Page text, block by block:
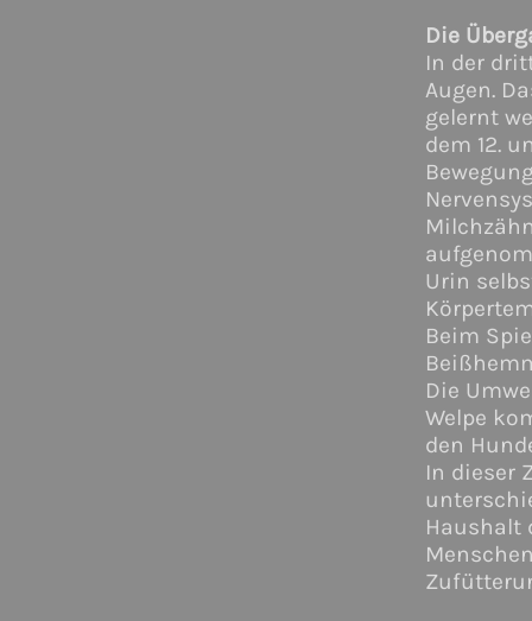
Die
In der
Augen.
gelernt
dem 12.
Urin
Beim
Die
Welpe
den
In dieser
Haushalt